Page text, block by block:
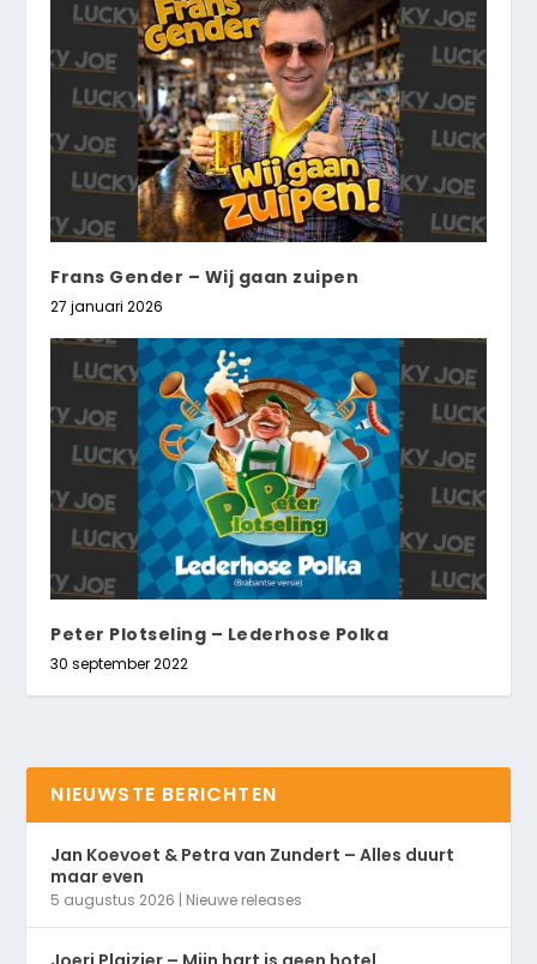
Frans Gender – Wij gaan zuipen
27 januari 2026
Peter Plotseling – Lederhose Polka
30 september 2022
NIEUWSTE BERICHTEN
Jan Koevoet & Petra van Zundert – Alles duurt
maar even
5 augustus 2026 | Nieuwe releases